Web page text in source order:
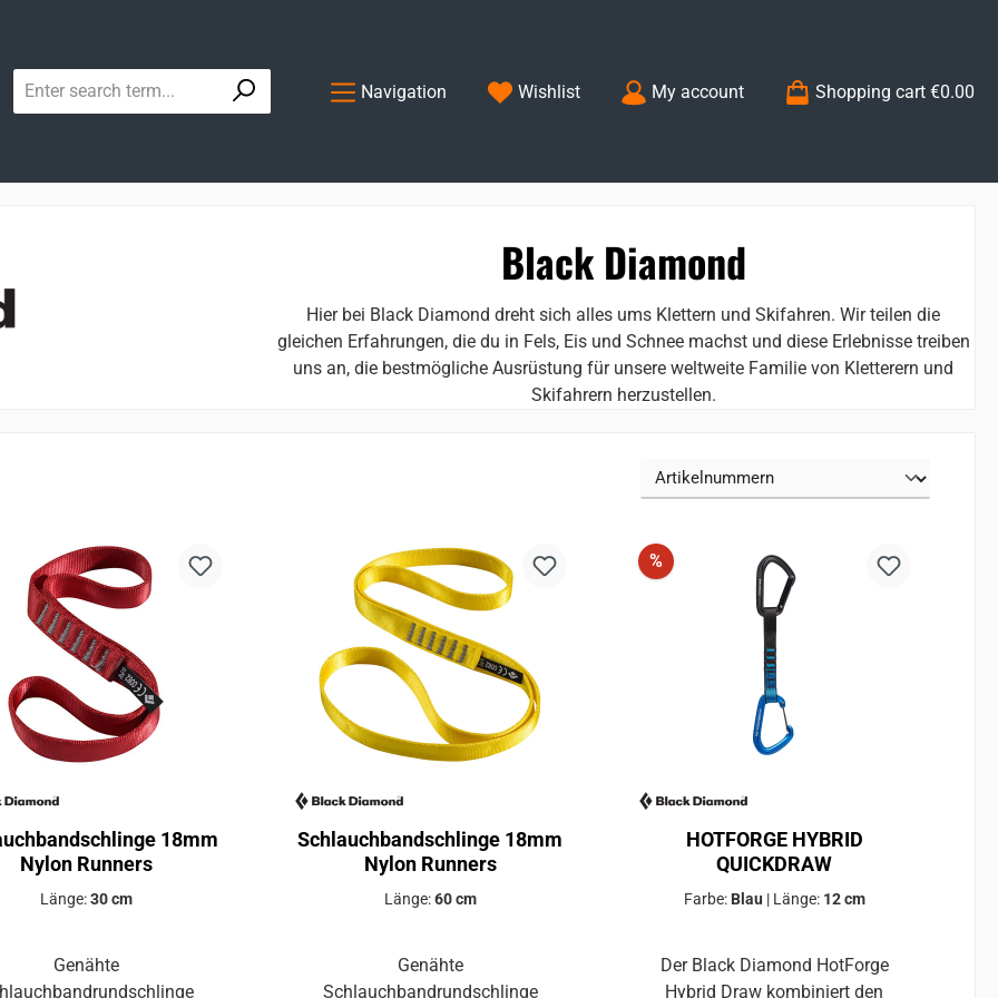
Navigation WishlistYou have 0 wishlist items
My account Shopping cart €0.00
Black Diamond
Hier bei Black Diamond dreht sich alles ums Klettern und Skifahren. Wir teilen die
gleichen Erfahrungen, die du in Fels, Eis und Schnee machst und diese Erlebnisse treiben
uns an, die bestmögliche Ausrüstung für unsere weltweite Familie von Kletterern und
Skifahrern herzustellen.
18mm
Nylon Runners
Länge:30 cm
Genähte
Schlauchbandschlinge 18mm
Nylon Runners
Länge:60 cm
Genähte
Schlauchbandrundschlinge
%Discount
HOTFORGE HYBRID
QUICKDRAW
Farbe: Blau | Länge: 12 cm
Der Black Diamond HotForge
Hybrid Draw kombiniert den